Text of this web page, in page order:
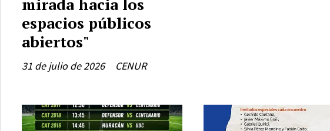
mirada hacia los
espacios públicos
abiertos"
CENUR
31 de julio de 2026